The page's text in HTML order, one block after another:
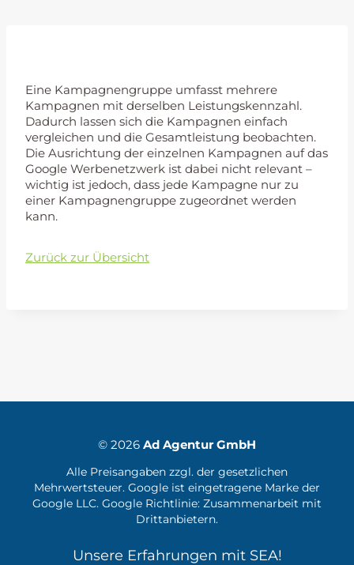
Eine Kampagnengruppe umfasst mehrere
Kampagnen mit derselben Leistungskennzahl.
Dadurch lassen sich die Kampagnen einfach
vergleichen und die Gesamtleistung beobachten.
Die Ausrichtung der einzelnen Kampagnen auf das
Google Werbenetzwerk ist dabei nicht relevant –
wichtig ist jedoch, dass jede Kampagne nur zu
einer Kampagnengruppe zugeordnet werden
kann.
Zurück zur Übersicht
© 2026 Ad Agentur GmbH
Alle Preisangaben zzgl. der gesetzlichen
Mehrwertsteuer. Google ist eingetragene Marke der
Google LLC. Google Richtlinie: Zusammenarbeit mit
Drittanbietern.
Unsere Erfahrungen mit SEA!